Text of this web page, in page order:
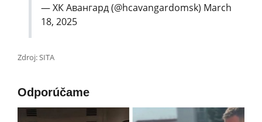
— ХК Авангард (@hcavangardomsk) March
18, 2025
Zdroj: SITA
Odporúčame